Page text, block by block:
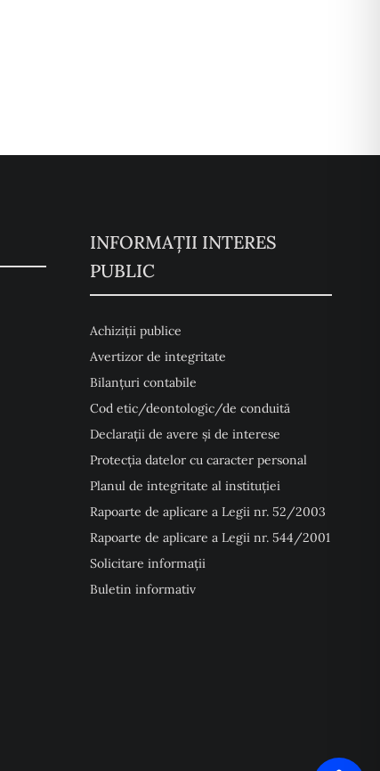
INFORMAȚII INTERES
PUBLIC
Achiziții publice
Avertizor de integritate
Bilanțuri contabile
Cod etic/deontologic/de conduită
Declarații de avere și de interese
Protecția datelor cu caracter personal
Planul de integritate al instituției
Rapoarte de aplicare a Legii nr. 52/2003
Rapoarte de aplicare a Legii nr. 544/2001
Solicitare informații
Buletin informativ